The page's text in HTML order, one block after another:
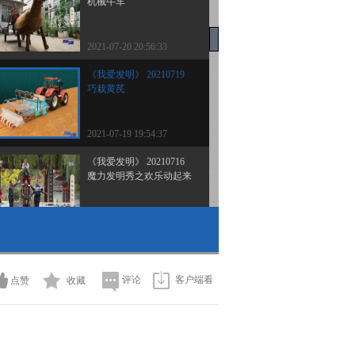
2021-07-20 20:56:33
《我爱发明》 20210719
巧栽黄芪
2021-07-19 19:54:37
《我爱发明》 20210716
魔力发明秀之欢乐动起来
2021-07-15 19:18:50
点赞 收藏 评论 客户端看